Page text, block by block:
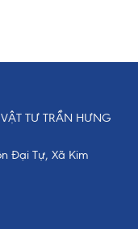
TƯ TRẦN HƯNG
Đại Tự, Xã Kim